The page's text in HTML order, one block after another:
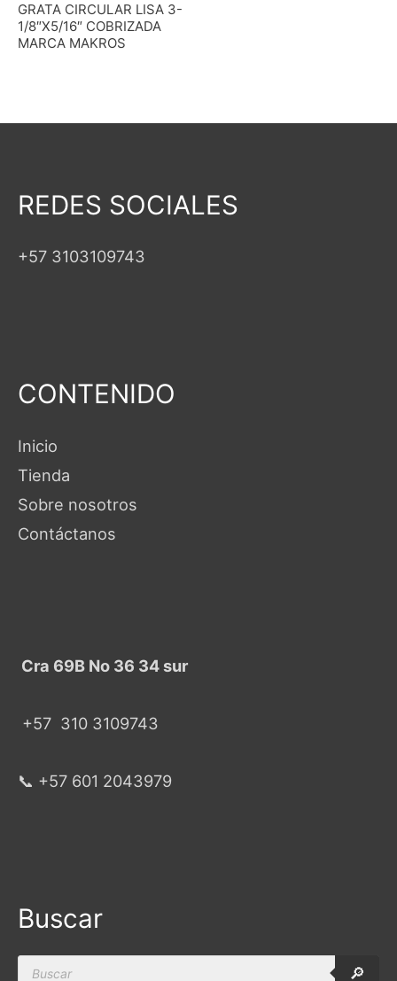
GRATA CIRCULAR LISA 3-
1/8″X5/16″ COBRIZADA
MARCA MAKROS
REDES SOCIALES
+57 3103109743
CONTENIDO
Inicio
Tienda
Sobre nosotros
Contáctanos
Cra 69B No 36 34 sur
+57 310 3109743
📞 +57 601 2043979
Buscar
Products
🔎